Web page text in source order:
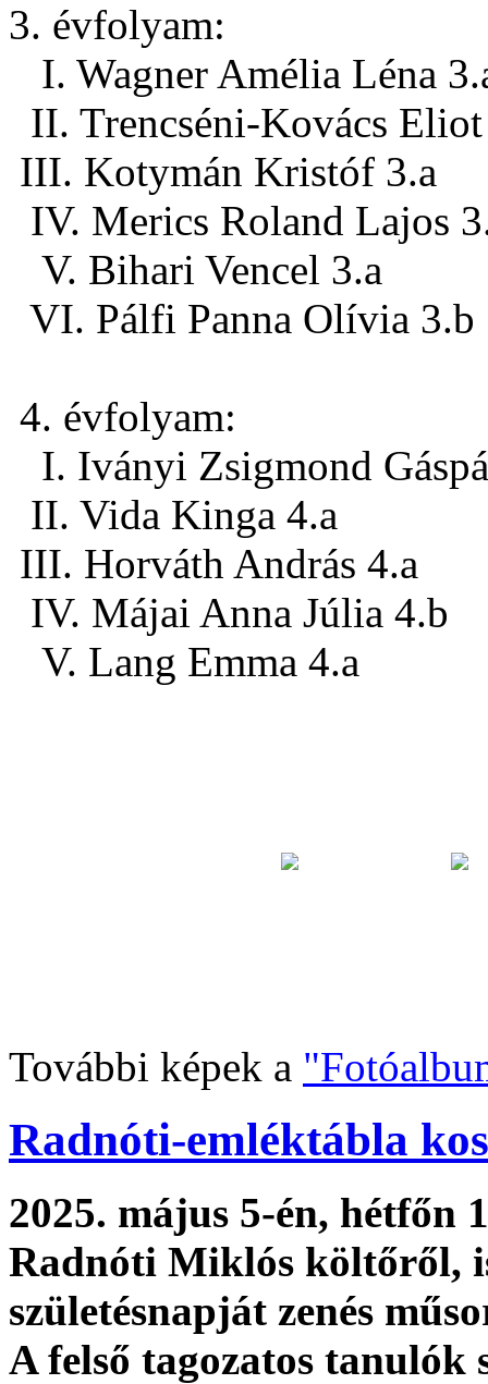
3. évfolyam:
I. Wagner Amélia Léna
II. Trencséni-Kovács
III. Kotymán Kristóf 3.a
IV. Merics Roland Lajos
V. Bihari Vencel 3.a
VI. Pálfi Panna Olívia 3.b
4. évfolyam:
I. Iványi Zsigmond
II. Vida Kinga 4.a
III. Horváth András 4.a
IV. Májai Anna Júlia 4.b
V. Lang Emma 4.a
További képek a
Radnóti-emléktábla
2025. május 5-én, hétfőn
Radnóti Miklós költőről,
születésnapját zenés
A felső tagozatos tanulók